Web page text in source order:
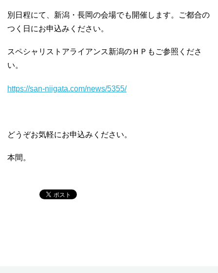
別日程にて、新潟・長岡の会場でも開催します。ご都合の
つく日にお申込みください。
スペシャリストアライアンス新潟のＨＰもご参照くださ
い。
https://san-niigata.com/news/5355/
どうぞお気軽にお申込みください。
本間。